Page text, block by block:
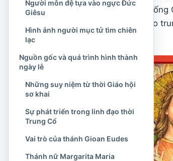
Người. Trong truyền
mà còn tượng trưng cho
hiến.
Người môn đệ tựa vào ngực Đức
Giêsu
Hình ảnh người mục tử tìm chiên
lạc
Nguồn gốc và quá trình hình thành
ngày lễ
Những suy niệm từ thời Giáo hội
sơ khai
Sự phát triển trong linh đạo thời
Trung Cổ
Vai trò của thánh Gioan Eudes
Thánh nữ Margarita Maria